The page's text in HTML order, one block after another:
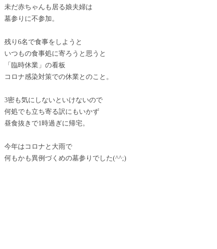
未だ赤ちゃんも居る娘夫婦は
墓参りに不参加。
残り6名で食事をしようと
いつもの食事処に寄ろうと思うと
「臨時休業」の看板
コロナ感染対策での休業とのこと。
3密も気にしないといけないので
何処でも立ち寄る訳にもいかず
昼食抜きで1時過ぎに帰宅。
今年はコロナと大雨で
何もかも異例づくめの墓参りでした(^^;)